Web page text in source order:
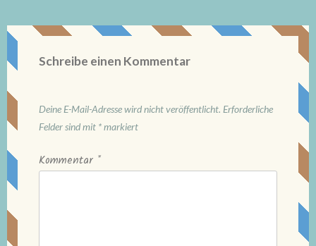
Schreibe einen Kommentar
Deine E-Mail-Adresse wird nicht veröffentlicht. Erforderliche
Felder sind mit *markiert
Kommentar *